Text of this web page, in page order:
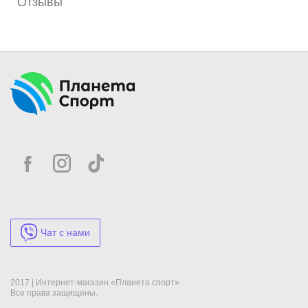
Чат с нами
2017 | Интернет-магазин «Планета спорт»
Все права защищены.